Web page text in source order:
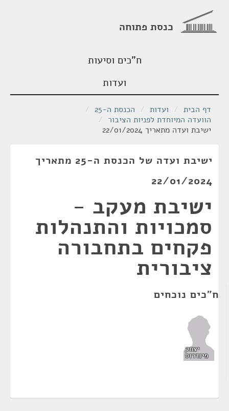
כנסת פתוחה
ח"כים וסיעות
ועדות
דף הבית / ועדות / הכנסת ה-25
/
הוועדה המיוחדת לפניות הציבור /
ישיבת ועדה מתאריך 22/01/2024
ישיבת ועדה של הכנסת ה-25 מתאריך
22/01/2024
ישיבת מעקב -
סמכויות והתנהלות
פקחים בתחבורה
ציבורית
ח"כים נוכחים
יצחק
פינדרוס